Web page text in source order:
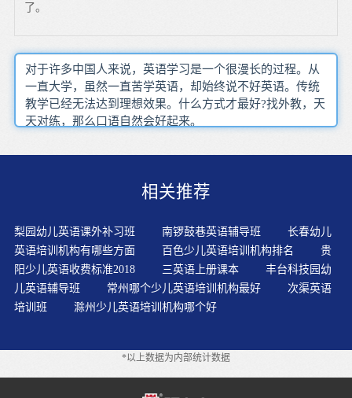
了。
对于许多中国人来说，英语学习是一个很漫长的过程。从
一直大学，虽然一直苦学英语，却始终说不好英语。传统
教学已经无法达到理想效果。什么方式才最好?找外教，天
天对练，那么口语自然会好起来。
相关推荐
梨园幼儿英语课外补习班 南锣鼓巷英语辅导班
长春幼儿
英语培训机构有哪些方面
百色少儿英语培训机构排名
贵
阳少儿英语收费标准2018
三英语上册课本
丰台科技园幼
儿英语辅导班
常州哪个少儿英语培训机构最好
次渠英语
培训班
滁州少儿英语培训机构哪个好
*以上数据为内部统计数据